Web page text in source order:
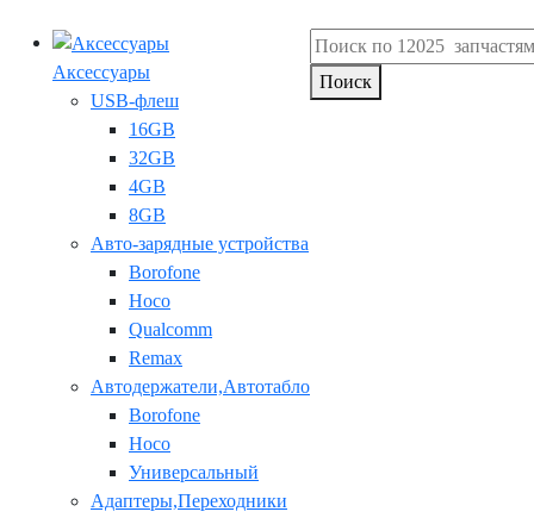
Аксессуары
USB-флеш
16GB
32GB
4GB
8GB
Авто-зарядные устройства
Borofone
Hoco
Qualcomm
Remax
Автодержатели,Автотабло
Borofone
Hoco
Универсальный
Адаптеры,Переходники
Поиск